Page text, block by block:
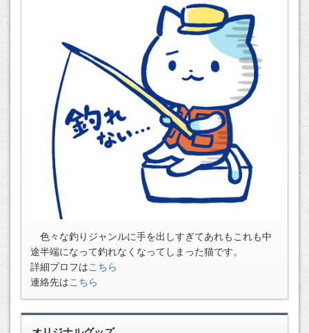
色々な釣りジャンルに手を出しすぎてあれもこれも中
途半端になって釣れなくなってしまった猫です。
詳細プロフはこちら
連絡先はこちら